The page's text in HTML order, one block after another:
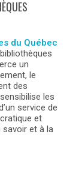
du Québec
un
le
des
les
service de
et
savoir et à la